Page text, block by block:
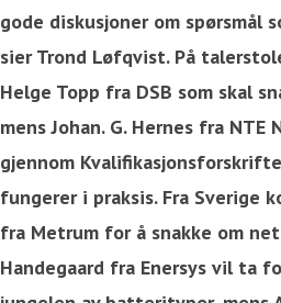
gode diskusjoner om spørsmål
sier Trond Løfqvist. På
Helge Topp fra DSB som skal
mens Johan. G. Hernes fra
gjennom
fungerer i praksis. Fra Sverige
fra Metrum for å snakke om
Handegaard fra Enersys vil ta